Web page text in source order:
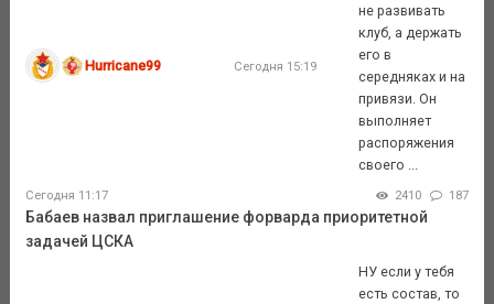
Hurricane99 Сегодня 15:19
не развивать
клуб, а держать
его в
середняках и на
привязи. Он
выполняет
распоряжения
своего ...
Сегодня 11:17 2410 187
Бабаев назвал приглашение форварда приоритетной
задачей ЦСКА
НУ если у тебя
есть состав, то